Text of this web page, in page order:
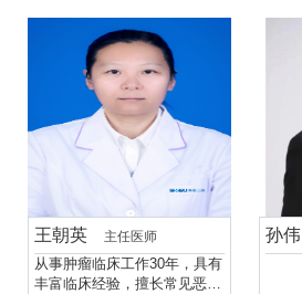
王朝英 主任医师
从事肿瘤临床工作30年，具有
丰富临床经验，擅长常见恶性
孙伟